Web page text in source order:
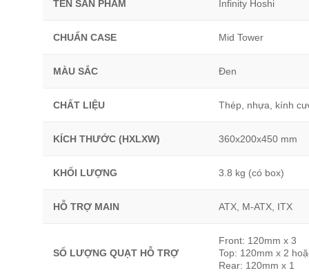
TÊN SẢN PHẨM Infinity Hoshi
CHUẨN CASE Mid Tower
MÀU SẮC Đen
CHẤT LIỆU Thép, nhựa, kính
KÍCH THƯỚC (HXLXW) 360x200x450 mm
KHỐI LƯỢNG 3.8 kg (có box)
HỖ TRỢ MAIN ATX, M-ATX, ITX
SỐ LƯỢNG QUẠT HỖ TRỢ
Front: 120mm x 3
Top: 120mm x 2
Rear: 120mm x 1